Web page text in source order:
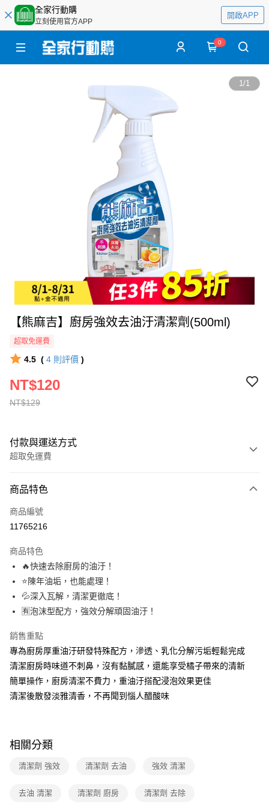
全家行動購
立刻使用官方APP
開啟APP
0
1/1
【熊麻吉】廚房強效去油汙清潔劑(500ml)
超取免運費
4.5 ( 4 則評價 )
NT$129
NT$120
付款與運送方式
超取免運費
全家線上支付
超商取貨付款
運送方式
全家取貨付款
免運費
常溫-付款後全家取貨
商品特色
商品編號
11765216
商品特色
🔥快速去除廚房的油汙！
⭐陳年油垢，也能處理！
💦深入瓦解，清潔更徹底！
🈶泡沫型配方，強效分解頑固油汙！
銷售重點
專為廚房厚重油汙研發特殊配方，滲透、乳化分解污垢輕鬆完成
清潔廚房時味道不刺鼻，沒有黏膩感，還能享受橘子帶來的清新
簡單操作，廚房清潔不費力，重油汙搭配浸泡效果更佳
清潔後散發淡雅清香，不再聞到惱人醋酸味
相關分類
清潔劑 強效 清潔劑 去油 強效 清潔
去油 清潔 清潔劑 廚房 清潔劑 去除